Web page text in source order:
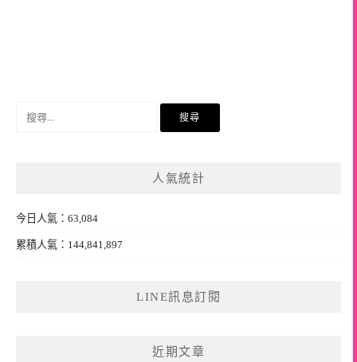
人氣統計
今日人氣：63,084
累積人氣：144,841,897
LINE訊息訂閱
近期文章